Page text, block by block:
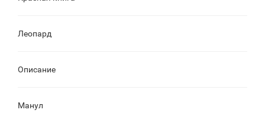
Леопард
Описание
Манул